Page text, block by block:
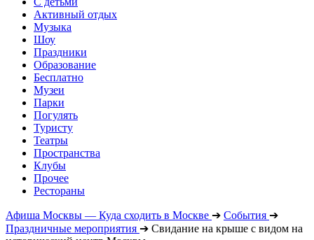
Активный отдых
Музыка
Шоу
Праздники
Образование
Бесплатно
Музеи
Парки
Погулять
Туристу
Театры
Пространства
Клубы
Прочее
Рестораны
Афиша Москвы — Куда сходить в Москве ➔ События ➔
Праздничные мероприятия ➔ Свидание на крыше с видом на